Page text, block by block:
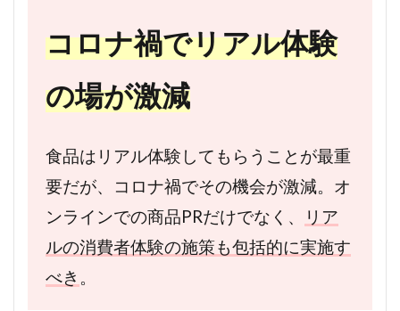
コロナ禍でリアル体験
の場が激減
食品はリアル体験してもらうことが最重
要だが、コロナ禍でその機会が激減。オ
ンラインでの商品PRだけでなく、
リア
ルの消費者体験の施策も包括的に実施す
べき 。